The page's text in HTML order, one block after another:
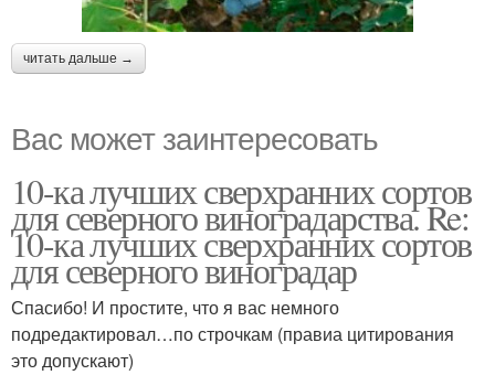
читать дальше →
Вас может заинтересовать
10-ка лучших сверхранних сортов
для северного виноградарства. Re:
10-ка лучших сверхранних сортов
для северного виноградар
Спасибо! И простите, что я вас немного
подредактировал…по строчкам (правиа цитирования
это допускают)